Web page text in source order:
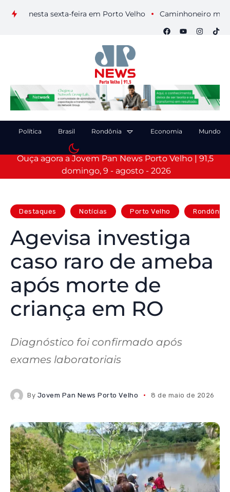
nesta sexta-feira em Porto Velho Caminhoneiro morre
Política Brasil Rondônia Economia Mundo
Ouça agora a Jovem Pan News Porto Velho | 91,5
domingo, 9 - agosto - 2026
Destaques Notícias Porto Velho Rondônia
Agevisa investiga
caso raro de ameba
após morte de
criança em RO
Diagnóstico foi confirmado após
exames laboratoriais
By Jovem Pan News Porto Velho 8 de maio de 2026